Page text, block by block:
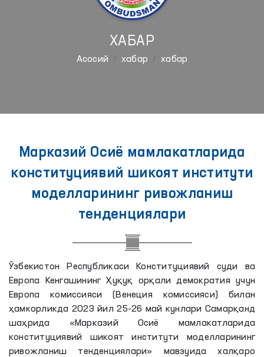
ХАБАР
Aсосий хабар хабар
Марказий Осиё мамлакатларида
конституциявий шикоят институти
моделларининг ривожланиш
тенденциялари
Ўзбекистон Республикаси Конституциявий суди ва
Европа Кенгашининг Ҳуқуқ орқали демократия учун
Европа комиссияси (Венеция комиссияси) билан
ҳамкорликда 2023 йил 25-26 май кунлари Самарқанд
шаҳрида «Марказий Осиё мамлакатларида
конституциявий шикоят институти моделларининг
ривожланиш тенденциялари» мавзуида халқаро